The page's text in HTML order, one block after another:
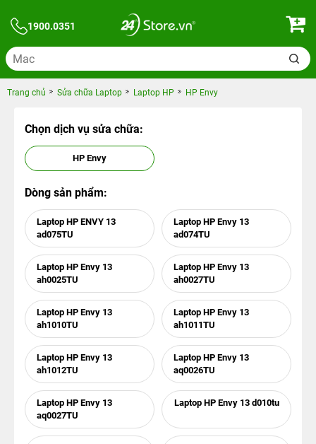
1900.0351
Trang chủ Sửa chữa Laptop Laptop HP HP Envy
Chọn dịch vụ sửa chữa:
HP Envy
Dòng sản phẩm:
Laptop HP ENVY 13
ad075TU
Laptop HP Envy 13
ad074TU
Laptop HP Envy 13
ah0025TU
Laptop HP Envy 13
ah0027TU
Laptop HP Envy 13
ah1010TU
Laptop HP Envy 13
ah1011TU
Laptop HP Envy 13
ah1012TU
Laptop HP Envy 13
aq0026TU
Laptop HP Envy 13
aq0027TU
Laptop HP Envy 13 d010tu